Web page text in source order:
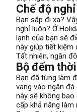
Chế độ
Bạn sắp đi xa?
nghỉ luôn? Ở
lạnh của bạn sẽ
này giúp tiết kiệm
Tất nhiên, ngăn
Bộ đếm
Bạn đã từng làm
vang vào ngăn
này sẽ không
cấp khả năng